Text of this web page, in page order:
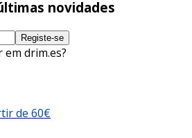
novidades
Registe-se
drim.es?
de 60€